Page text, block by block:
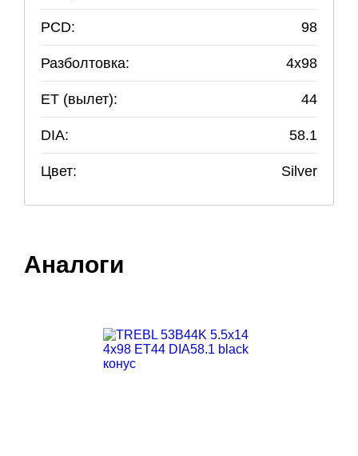
PCD: 98
Разболтовка: 4x98
ET (вылет): 44
DIA: 58.1
Цвет: Silver
Аналоги